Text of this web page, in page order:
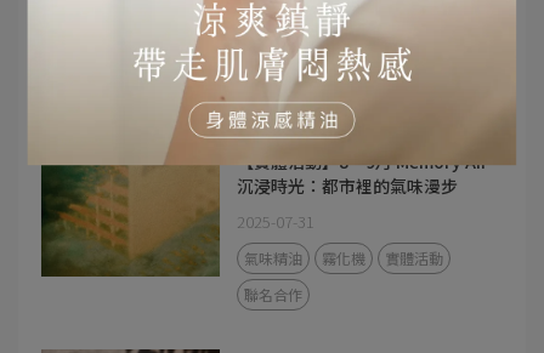
市，專屬從 16 歲到 55 歲的情境配
方
2025-08-01
氣味精油 霧化機
【實體活動】8～9月 Memory Air
沉浸時光：都市裡的氣味漫步
2025-07-31
氣味精油 霧化機
實體活動
聯名合作